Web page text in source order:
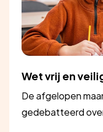
Wet vrij en
De afgelopen
gedebatteerd